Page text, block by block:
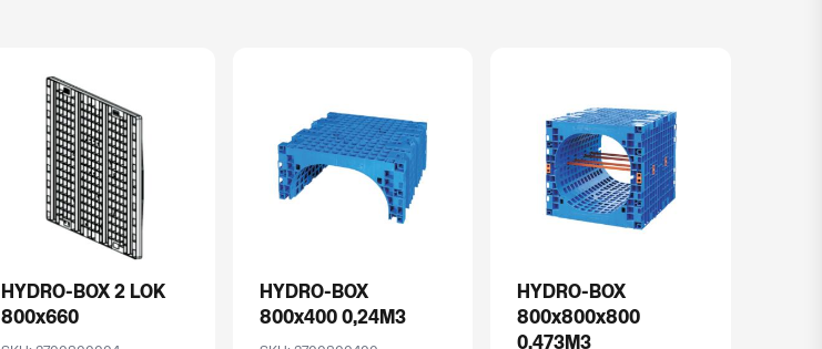
HYDRO-BOX 2 LOK
800x660
HYDRO-BOX
800x400 0,24M3
HYDRO-BOX
800x800x800
0,473M3